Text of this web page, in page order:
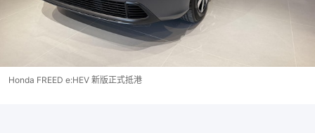
Honda FREED e:HEV 新版正式抵港